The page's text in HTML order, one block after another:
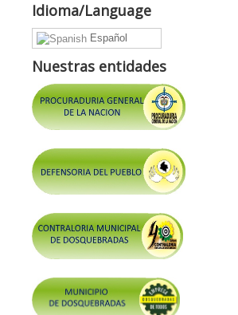
Idioma/Language
Español
Nuestras entidades